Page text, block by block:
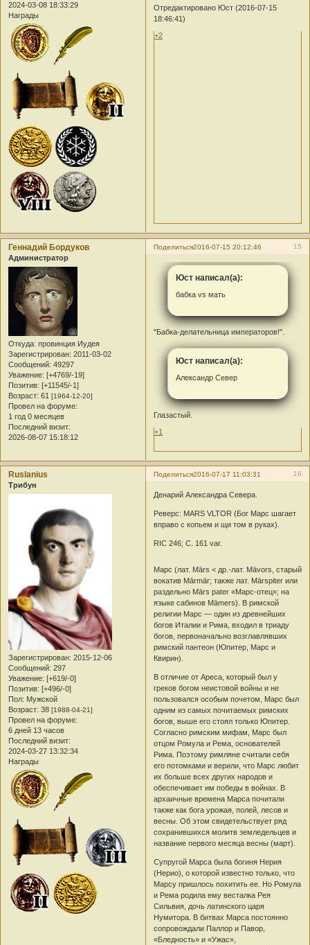
2024-03-08 18:33:29
Награды
Отредактировано Юст (2016-07-15
18:46:41)
+2
Поделиться 15
2016-07-15 20:12:46
Геннадий Бордуков
Администратор
Откуда: провинция Иудея
Зарегистрирован: 2011-03-02
Сообщений: 49297
Уважение: [+4769/-19]
Позитив: [+11545/-1]
Возраст: 61 [1964-12-20]
Провел на форуме:
1 год 0 месяцев
Последний визит:
2026-08-07 15:18:12
Юст написал(а):
бабка vs мать
"Бабка-делательница императоров!".
Юст написал(а):
Александр Север
Глазастый.
+1
Поделиться 16
2016-07-17 11:03:31
Ruslanius
Трибун
Зарегистрирован: 2015-12-06
Сообщений: 297
Уважение: [+619/-0]
Позитив: [+496/-0]
Пол: Мужской
Возраст: 38 [1988-04-21]
Провел на форуме:
6 дней 13 часов
Последний визит:
2024-03-27 13:32:34
Награды
Денарий Александра Севера.
Реверс: MARS VLTOR (Бог Марс шагает
вправо с копьем и щи том в руках).
RIC 246; C. 161 var.
Марс (лат. Mārs < др.-лат. Māvors, старый
вокатив Mārmār; также лат. Mārspiter или
раздельно Mārs pater «Марс-отец»; на
языке сабинов Māmers). В римской
религии Марс — один из древнейших
богов Италии и Рима, входил в триаду
богов, первоначально возглавлявших
римский пантеон (Юпитер, Марс и
Квирин).
В отличие от Ареса, который был у
греков богом неистовой войны и не
пользовался особым почетом, Марс был
одним из самых почитаемых римских
богов, выше его стоял только Юпитер.
Согласно римским мифам, Марс был
отцом Ромула и Рема, основателей
Рима. Поэтому римляне считали себя
его потомками и верили, что Марс любит
их больше всех других народов и
обеспечивает им победы в войнах. В
архаичные времена Марса почитали
также как бога урожая, полей, лесов и
весны. Об этом свидетельствует ряд
сохранившихся молитв земледельцев и
название первого месяца весны (март).
Супругой Марса была богиня Нерия
(Нерио), о которой известно только, что
Марсу пришлось похитить ее. Но Ромула
и Рема родила ему весталка Рея
Сильвия, дочь латинского царя
Нумитора. В битвах Марса постоянно
сопровождали Паллор и Павор,
«Бледность» и «Ужас»,